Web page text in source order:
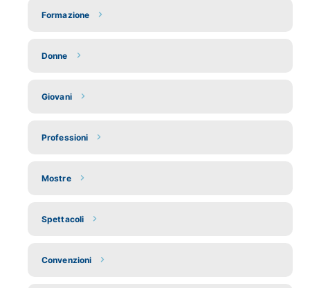
Formazione
Donne
Giovani
Professioni
Mostre
Spettacoli
Convenzioni